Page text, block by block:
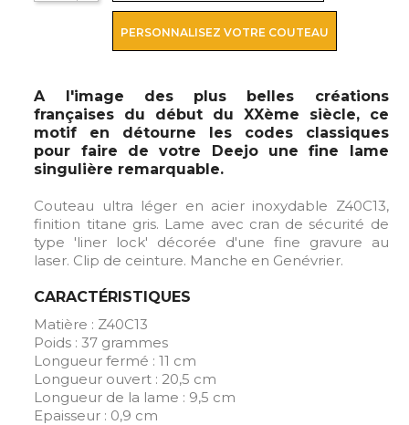
PERSONNALISEZ VOTRE COUTEAU
A l'image des plus belles créations
françaises du début du XXème siècle, ce
motif en détourne les codes classiques
pour faire de votre Deejo une fine lame
singulière remarquable.
Couteau ultra léger en acier inoxydable Z40C13,
finition titane gris. Lame avec cran de sécurité de
type 'liner lock' décorée d'une fine gravure au
laser. Clip de ceinture. Manche en Genévrier.
CARACTÉRISTIQUES
Matière : Z40C13
Poids : 37 grammes
Longueur fermé : 11 cm
Longueur ouvert : 20,5 cm
Longueur de la lame : 9,5 cm
Epaisseur : 0,9 cm